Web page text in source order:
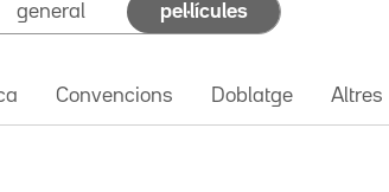
general pel·lícules
Convencions Doblatge Altres